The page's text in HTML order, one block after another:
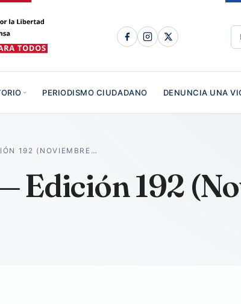
PERIODISMO CIUDADANO DENUNCIA UNA
192 (NOVIEMBRE…
Edición 192